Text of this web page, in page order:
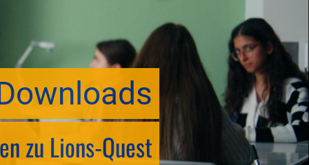
zu Lions-Quest